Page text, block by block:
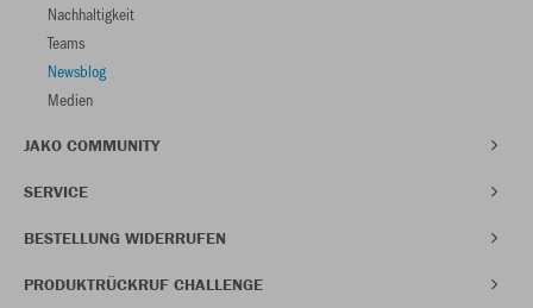
Nachhaltigkeit
Teams
Newsblog
Medien
JAKO COMMUNITY
SERVICE
BESTELLUNG WIDERRUFEN
PRODUKTRÜCKRUF CHALLENGE